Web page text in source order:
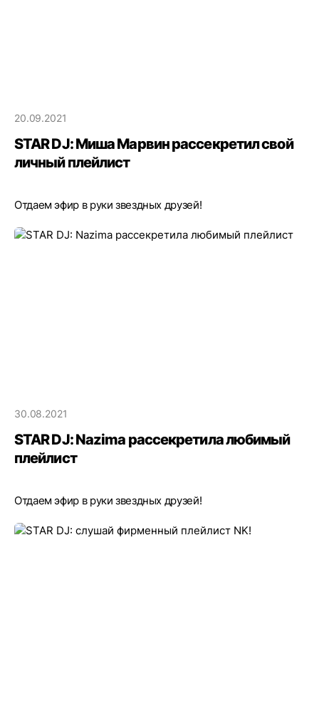
20.09.2021
STAR DJ: Миша Марвин рассекретил свой
личный плейлист
Отдаем эфир в руки звездных друзей!
30.08.2021
STAR DJ: Nazima рассекретила любимый
плейлист
Отдаем эфир в руки звездных друзей!